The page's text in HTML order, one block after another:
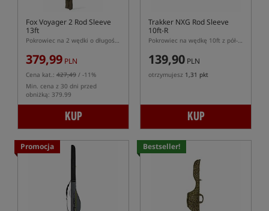
Fox Voyager 2 Rod Sleeve
13ft
Pokrowiec na 2 wędki o długości 13ft
379,99 PLN
Cena kat.: 427,49 / -11%
Min. cena z 30 dni przed
obniżką: 379.99
KUP
Trakker NXG Rod Sleeve
10ft-R
Pokrowiec na wędkę 10ft z pół-teleskopowym dolnikiem
139,90 PLN
otrzymujesz 1,31 pkt
KUP
Promocja Bestseller!